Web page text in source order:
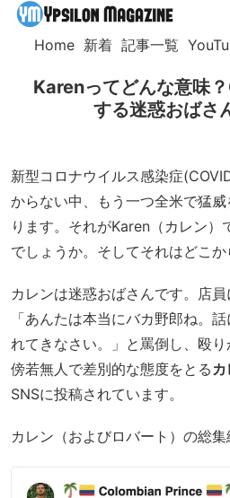
Home 新着 記事一覧
Karenってどんな意味
する迷惑おばさ
新型コロナウイルス感染症
からない中、もう一つ全米で猛
ります。それがKaren（カレン）
でしょうか。そしてそれはどこか
カレンは迷惑おばさんです。店員
「あんたは本当にバカ野郎ね。
れてきなさい。」と罵倒し、殴
傍若無人で差別的な態度をとる
SNSに投稿されています。
カレン（およびロバート）の総集